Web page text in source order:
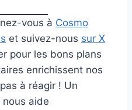
vous à Cosmo
et suivez-nous sur X
pour les bons plans
enrichissent nos
à réagir ! Un
aide